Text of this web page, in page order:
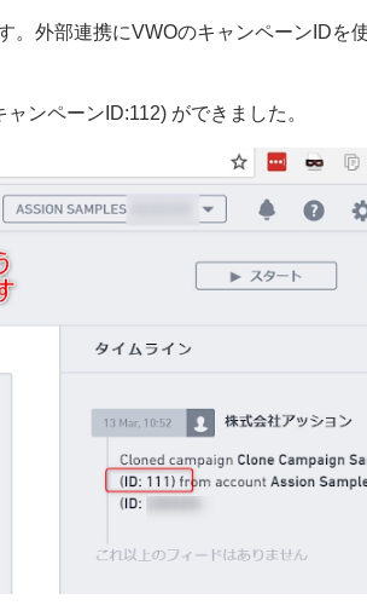
。外部連携にVWOのキャンペーンIDを
ンペーンID:112) ができました。